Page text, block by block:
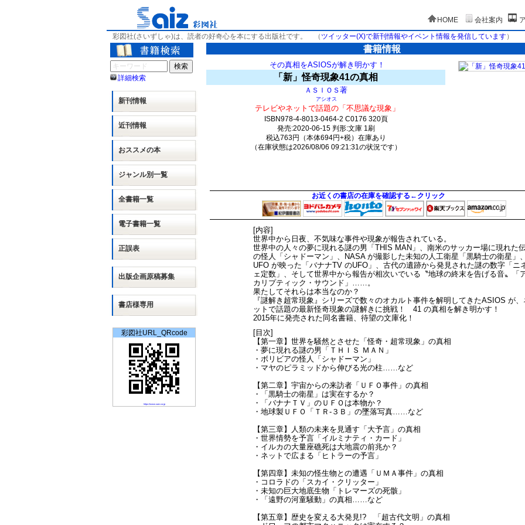
HOME 会社案内
彩図社(さいずしゃ)は、読者の好奇心を本にする出版社です。
（ ツイッター(X)で新刊情報やイベント情報を発信しています）
詳細検索
新刊情報
近刊情報
おススメの本
ジャンル別一覧
全書籍一覧
電子書籍一覧
正誤表
出版企画原稿募集
書店様専用
彩図社URL_QRcode
https://www.saiz.co.jp
書籍情報
その真相をASIOSが解き明かす！
「新」怪奇現象41の真相
ＡＳＩＯＳ著
アシオス
テレビやネットで話題の「不思議な現象」
ISBN978-4-8013-0464-2 C0176 320頁
発売:2020-06-15 判形:文庫 1刷
税込763円（本体694円+税）在庫あり
（在庫状態は2026/08/06 09:21:31の状況です）
お近くの書店の在庫を確認する←クリック
[内容]
世界中から日夜、不気味な事件や現象が報告されている。
世界中の人々の夢に現れる謎の男「THIS MAN」、南米のサッカー場に現れた
の怪人「シャドーマン」、NASA が撮影した未知の人工衛星「黒騎士の衛星」、
UFO が映った「バナナTV のUFO」、古代の遺跡から発見された謎の数字「ニ
ェ定数」、そして世界中から報告が相次いでいる〝地球の終末を告げる音〟「
カリプティック・サウンド」……。
果たしてそれらは本当なのか？
『謎解き超常現象』シリーズで数々のオカルト事件を解明してきたASIOS が、
ットで話題の最新怪奇現象の謎解きに挑戦！ 41 の真相を解き明かす！
2015年に発売された同名書籍、待望の文庫化！
[目次]
【第一章】世界を騒然とさせた「怪奇・超常現象」の真相
・夢に現れる謎の男「ＴＨＩＳ ＭＡＮ」
・ボリビアの怪人「シャドーマン」
・マヤのピラミッドから伸びる光の柱……など
【第二章】宇宙からの来訪者「ＵＦＯ事件」の真相
・「黒騎士の衛星」は実在するか？
・「バナナＴＶ」のＵＦＯは本物か？
・地球製ＵＦＯ「ＴＲ‐３Ｂ」の墜落写真……など
【第三章】人類の未来を見通す「大予言」の真相
・世界情勢を予言「イルミナティ・カード」
・イルカの大量座礁死は大地震の前兆か？
・ネットで広まる「ヒトラーの予言」
【第四章】未知の怪生物との遭遇「ＵＭＡ事件」の真相
・コロラドの「スカイ・クリッター」
・未知の巨大地底生物「トレマーズの死骸」
・「遠野の河童騒動」の真相……など
【第五章】歴史を変える大発見!? 「超古代文明」の真相